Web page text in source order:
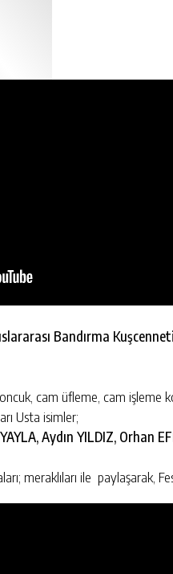
Bandırma
cam üfleme, cam işleme
Usta isimler;
Aydın YILDIZ, Orhan
meraklıları ile paylaşarak,